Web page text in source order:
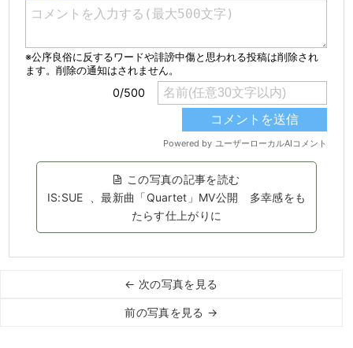
この写真の記事を読む
IS:SUE 、最新曲「Quartet」MV公開 多幸感をも
たらす仕上がりに
← 次の写真を見る
前の写真を見る →